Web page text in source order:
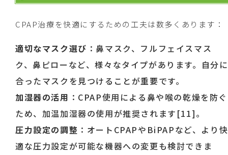
CPAP治療を快適にするための工夫は数多くあります：
適切なマスク選び ：鼻マスク、フルフェイスマス
ク、鼻ピローなど、様々なタイプがあります。自分に
合ったマスクを見つけることが重要です。
加湿器の活用 ：CPAP使用による鼻や喉の乾燥を防ぐ
ため、加温加湿器の使用が推奨されます[11]。
圧力設定の調整 ：オートCPAPやBiPAPなど、より快
適な圧力設定が可能な機器への変更も検討できま